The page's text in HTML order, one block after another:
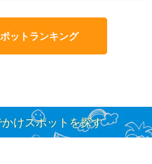
ットランキング
けスポットを探す